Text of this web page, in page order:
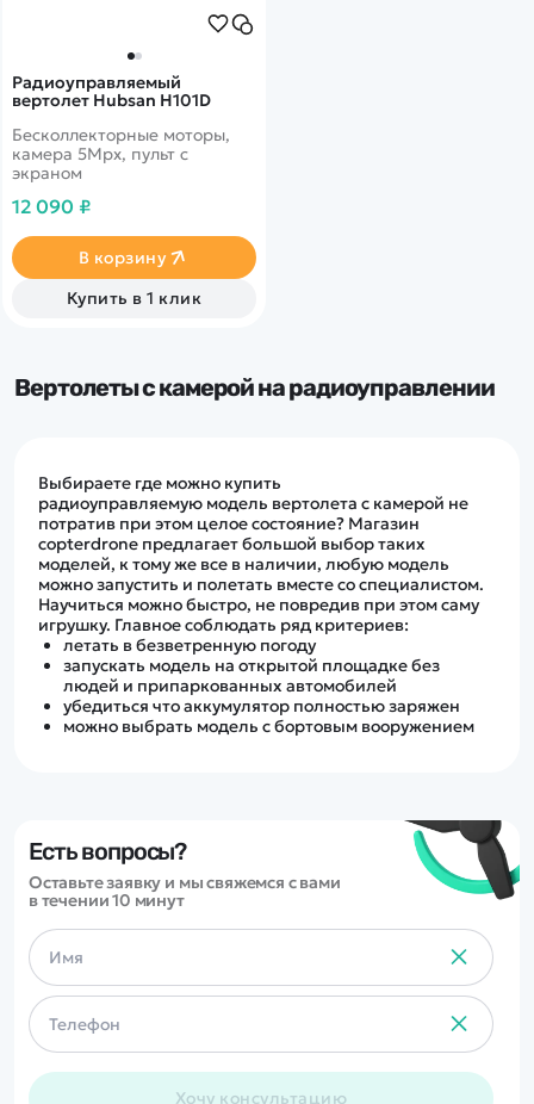
Радиоуправляемый
вертолет Hubsan H101D
Бесколлекторные моторы,
камера 5Mpx, пульт с
экраном
12 090 ₽
В корзину
Купить в 1 клик
Вертолеты с камерой на радиоуправлении
Выбираете где можно купить
радиоуправляемую модель вертолета с камерой не
потратив при этом целое состояние? Магазин
copterdrone предлагает большой выбор таких
моделей, к тому же все в наличии, любую модель
можно запустить и полетать вместе со специалистом.
Научиться можно быстро, не повредив при этом саму
игрушку. Главное соблюдать ряд критериев:
летать в безветренную погоду
запускать модель на открытой площадке без
людей и припаркованных автомобилей
убедиться что аккумулятор полностью заряжен
можно выбрать модель с бортовым вооружением
Есть вопросы?
Оставьте заявку и мы свяжемся с вами
в течении 10 минут
Хочу консультацию